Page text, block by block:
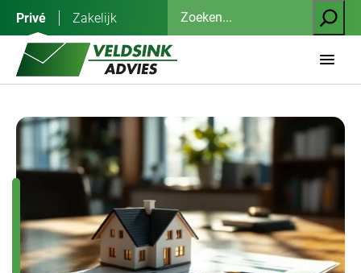
inhoud
Privé Zakelijk
Zoeken